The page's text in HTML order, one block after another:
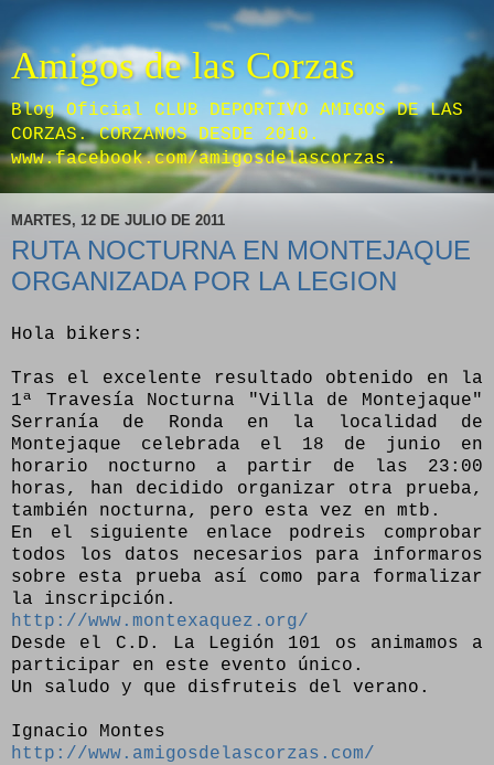
Amigos de las Corzas
Blog Oficial CLUB DEPORTIVO AMIGOS DE LAS
CORZAS. CORZANOS DESDE 2010.
www.facebook.com/amigosdelascorzas.
MARTES, 12 DE JULIO DE 2011
RUTA NOCTURNA EN MONTEJAQUE
ORGANIZADA POR LA LEGION
Hola bikers:
Tras el excelente resultado obtenido en la
1ª Travesía Nocturna "Villa de Montejaque"
Serranía de Ronda en la localidad de
Montejaque celebrada el 18 de junio en
horario nocturno a partir de las 23:00
horas, han decidido organizar otra prueba,
también nocturna, pero esta vez en mtb.
En el siguiente enlace podreis comprobar
todos los datos necesarios para informaros
sobre esta prueba así como para formalizar
la inscripción.
http://www.montexaquez.org/
Desde el C.D. La Legión 101 os animamos a
participar en este evento único.
Un saludo y que disfruteis del verano.
Ignacio Montes
http://www.amigosdelascorzas.com/